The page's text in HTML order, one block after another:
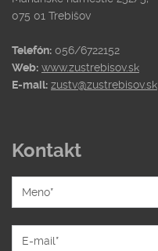
075 01 Trebišov
Telefón: 056/6722152
Web: www.zustrebisov.sk
E-mail: zustv@zustrebisov.sk
Kontakt